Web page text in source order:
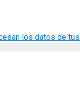
los datos de